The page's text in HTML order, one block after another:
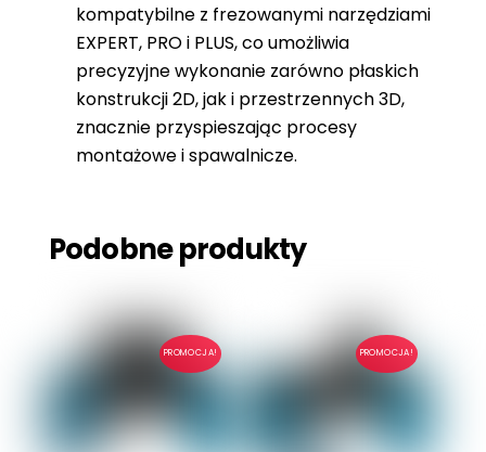
kompatybilne z frezowanymi narzędziami
EXPERT, PRO i PLUS, co umożliwia
precyzyjne wykonanie zarówno płaskich
konstrukcji 2D, jak i przestrzennych 3D,
znacznie przyspieszając procesy
montażowe i spawalnicze.
Podobne produkty
PROMOCJA! PROMOCJA!